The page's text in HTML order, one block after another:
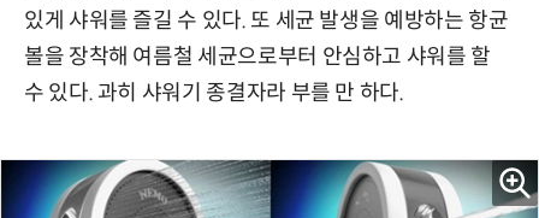
있게 샤워를 즐길 수 있다. 또 세균 발생을 예방하는 항균
볼을 장착해 여름철 세균으로부터 안심하고 샤워를 할
수 있다. 과히 샤워기 종결자라 부를 만 하다.